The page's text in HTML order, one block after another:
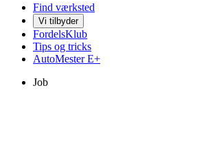
Find værksted
Vi tilbyder
FordelsKlub
Tips og tricks
AutoMesterE+
Job